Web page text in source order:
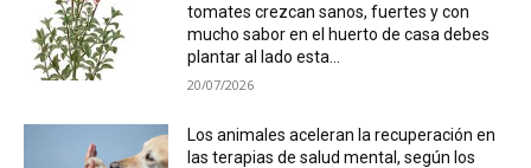
tomates crezcan sanos, fuertes y con
mucho sabor en el huerto de casa debes
plantar al lado esta...
20/07/2026
Los animales aceleran la recuperación en
las terapias de salud mental, según los